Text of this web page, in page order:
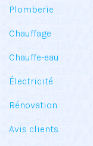
Plomberie
Chauffage
Chauffe-eau
Électricité
Rénovation
Avis clients